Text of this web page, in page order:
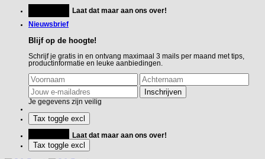
inhoud
Laat dat maar aan ons over!
Nieuwsbrief
Blijf op de hoogte!
Schrijf je gratis in en ontvang maximaal 3 mails per maand met tips,
productinformatie en leuke aanbiedingen.
Je gegevens zijn veilig
Laat dat maar aan ons over!